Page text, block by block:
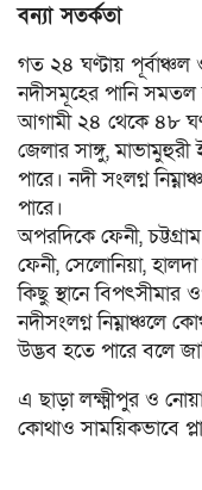
বন্যা সতর্কতা
গত ২৪ ঘণ্টায় পূর্বাঞ্চল
নদীসমূহের পানি সমতল
আগামী ২৪ থেকে ৪৮
জেলার সাঙ্গু,
পারে। নদী সংলগ্ন
পারে।
অপরদিকে ফেনী,
ফেনী, সেলোনিয়া,
কিছু স্থানে বিপৎসীমার
নদীসংলগ্ন নিম্নাঞ্চলে
উদ্ভব হতে পারে বলে
এ ছাড়া লক্ষ্মীপুর ও
কোথাও সাময়িকভাবে